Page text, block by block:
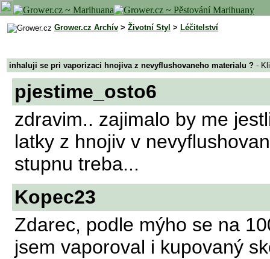
Grower.cz Archív > Životní Styl > Léčitelství
inhaluji se pri vaporizaci hnojiva z nevyflushovaneho materialu ? -
pjestime_osto6
zdravim.. zajimalo by me
latky z hnojiv v
stupnu treba...
Kopec23
Zdarec, podle mýho se na
jsem vaporoval i kupovaný